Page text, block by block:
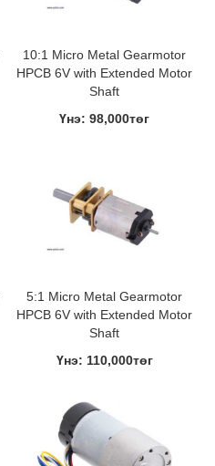
10:1 Micro Metal Gearmotor
HPCB 6V with Extended Motor
Shaft
Үнэ: 98,000төг
5:1 Micro Metal Gearmotor
HPCB 6V with Extended Motor
Shaft
Үнэ: 110,000төг